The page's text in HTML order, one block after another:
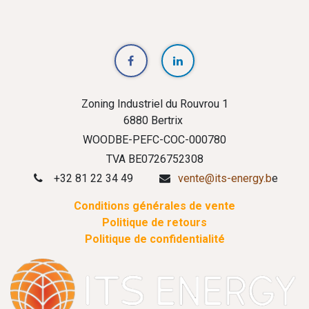
Zoning Industriel du Rouvrou 1
6880 Bertrix
WOODBE-PEFC-COC-000780
TVA BE0726752308
+32 81 22 34 49
vente@its-energy.be
Conditions générales de vente
Politique de retours
Politique de confidentialité